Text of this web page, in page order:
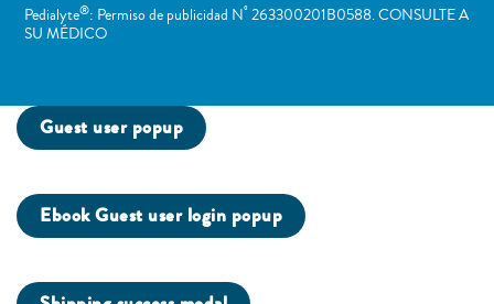
Pedialyte®: Permiso de publicidad Nº 263300201B0588. CONSULTE A
SU MÉDICO
Guest user popup
Ebook Guest user login popup